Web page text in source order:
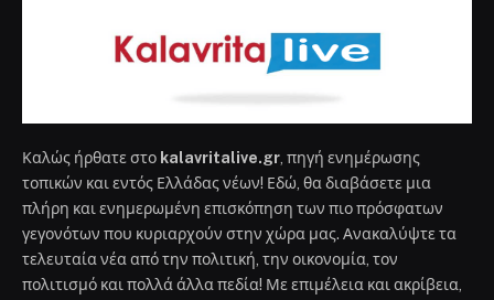
Καλώς ήρθατε στο kalavritalive.gr, πηγή ενημέρωσης
τοπικών και εντός Ελλάδας νέων! Εδώ, θα διαβάσετε μια
πλήρη και ενημερωμένη επισκόπηση των πιο πρόσφατων
γεγονότων που κυριαρχούν στην χώρα μας. Ανακαλύψτε τα
τελευταία νέα από την πολιτική, την οικονομία, τον
πολιτισμό και πολλά άλλα πεδία! Με επιμέλεια και ακρίβεια,